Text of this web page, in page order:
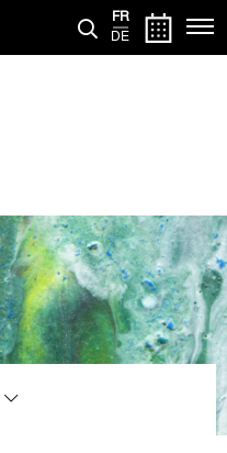
FR
DE